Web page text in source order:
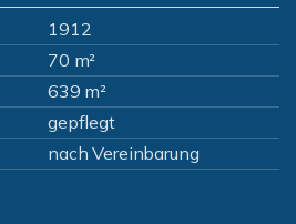
1912
70 m²
639 m²
gepflegt
nach Vereinbarung